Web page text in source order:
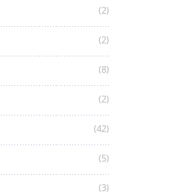
(2)
(2)
(8)
(2)
(42)
(5)
(3)